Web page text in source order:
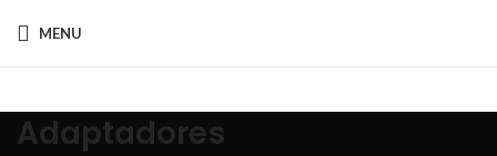
MENU
Adaptadores